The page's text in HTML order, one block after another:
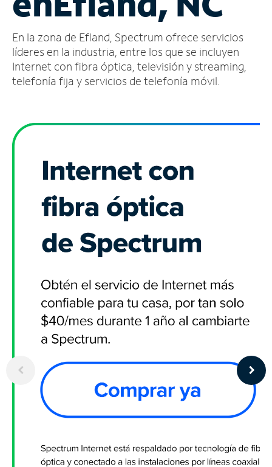
cuenta
Encuentra
una
tienda
En la zona de Efland, Spectrum ofrece servicios
líderes en la industria, entre los que se incluyen
Internet con fibra óptica, televisión y streaming,
telefonía fija y servicios de telefonía móvil.